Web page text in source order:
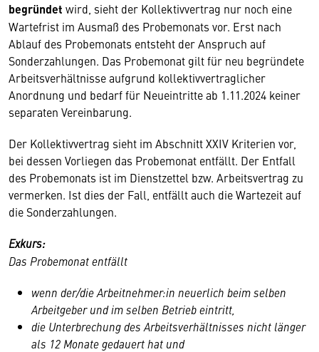
begründet wird, sieht der Kollektivvertrag nur noch eine
Wartefrist im Ausmaß des Probemonats vor. Erst nach
Ablauf des Probemonats entsteht der Anspruch auf
Sonderzahlungen. Das Probemonat gilt für neu begründete
Arbeitsverhältnisse aufgrund kollektivvertraglicher
Anordnung und bedarf für Neueintritte ab 1.11.2024 keiner
separaten Vereinbarung.
Der Kollektivvertrag sieht im Abschnitt XXIV Kriterien vor,
bei dessen Vorliegen das Probemonat entfällt. Der Entfall
des Probemonats ist im Dienstzettel bzw. Arbeitsvertrag zu
vermerken. Ist dies der Fall, entfällt auch die Wartezeit auf
die Sonderzahlungen.
Exkurs:
Das Probemonat entfällt
wenn der/die Arbeitnehmer:in neuerlich beim selben
Arbeitgeber und im selben Betrieb eintritt,
die Unterbrechung des Arbeitsverhältnisses nicht länger
als 12 Monate gedauert hat und